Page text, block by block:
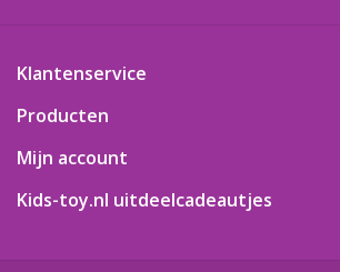
Snoep / kauwgomballen
Klantenservice
Producten
Mijn account
Kids-toy.nl uitdeelcadeautjes